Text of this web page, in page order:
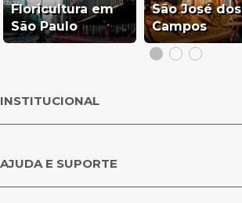
Floricultura em
São Paulo
São José dos
Campos
INSTITUCIONAL
AJUDA E SUPORTE